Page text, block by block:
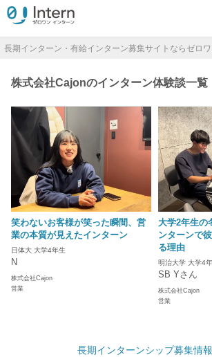
長期インターン・有給インターン募集サイトならゼロ
株式会社Cajonのインターン体験談一覧
笑わないお客様が笑った瞬間、営
業の本質が見えたインターン
日体大 大学4年生
N
株式会社Cajon
営業
大学2年生の
ンターンで
る理由
明治大学 大学4
SB Yさん
株式会社Cajon
営業
長期インターンシップ募集情